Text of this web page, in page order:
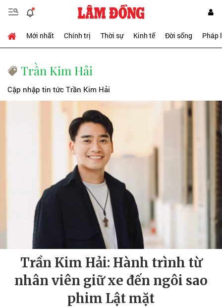
Mới nhất Chính trị Thời sự Kinh tế Đời sống Pháp
Trần Kim Hải
Cập nhập tin tức Trần Kim Hải
Trần Kim Hải: Hành trình từ
nhân viên giữ xe đến ngôi sao
phim Lật mặt